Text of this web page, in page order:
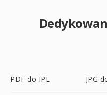
PDF do IPL JPG